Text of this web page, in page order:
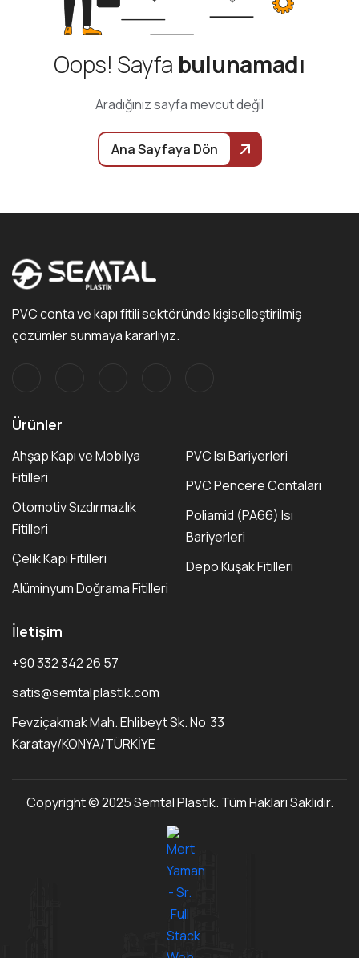
Oops! Sayfa bulunamadı
Aradığınız sayfa mevcut değil
Ana Sayfaya Dön
PVC conta ve kapı fitili sektöründe kişiselleştirilmiş
çözümler sunmaya kararlıyız.
Ürünler
Ahşap Kapı ve Mobilya
Fitilleri
Otomotiv Sızdırmazlık
Fitilleri
Çelik Kapı Fitilleri
Alüminyum Doğrama Fitilleri
PVC Isı Bariyerleri
PVC Pencere Contaları
Poliamid (PA66) Isı
Bariyerleri
Depo Kuşak Fitilleri
İletişim
+90 332 342 26 57
satis@semtalplastik.com
Fevziçakmak Mah. Ehlibeyt Sk. No:33
Karatay/KONYA/TÜRKİYE
Copyright © 2025 Semtal Plastik. Tüm Hakları Saklıdır.